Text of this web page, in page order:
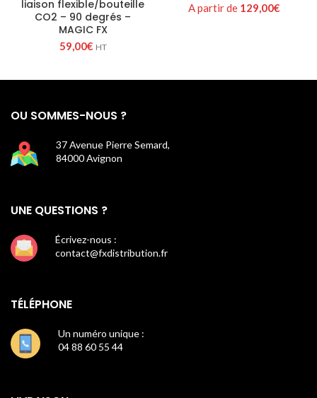
liaison flexible/bouteille
CO2 – 90 degrés –
MAGIC FX
59,00€ HT
A partir de 129,00€
OU SOMMES-NOUS ?
37 Avenue Pierre Semard,
84000 Avignon
UNE QUESTIONS ?
Écrivez-nous :
contact@fxdistribution.fr
TÉLÉPHONE
Un numéro unique :
04 88 60 55 44